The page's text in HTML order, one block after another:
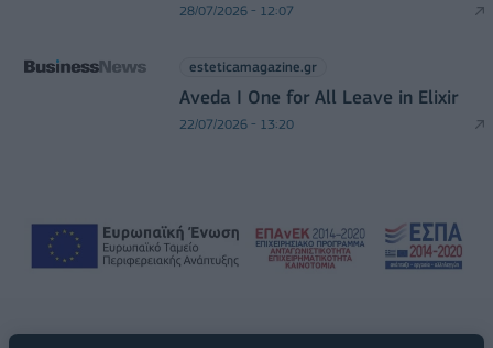
28/07/2026 - 12:07
esteticamagazine.gr
Aveda I One for All Leave in Elixir
22/07/2026 - 13:20